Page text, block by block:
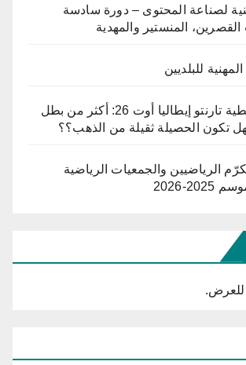
لصناعة المحتوى – دورة سادسة
المنستير والمهدية
للبلديين
الألعاب المتوسطية تارنتو إيطاليا أوت 26: أكثر من بطل
تكون الحصيلة ثقيلة من الذهب؟؟
الرياضيين والجمعيات الرياضية
2026
للعرض.